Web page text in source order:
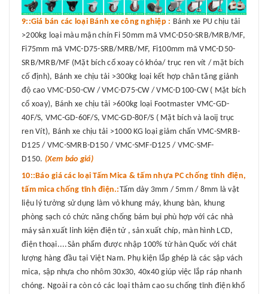
9::Giá bán các loại Bánh xe công nghiệp : Bánh xe PU chịu tải
>200kg loại màu mận chín Fi 50mm mã VMC-D50-SRB/MRB/MF,
Fi75mm mã VMC-D75-SRB/MRB/MF, Fi100mm mã VMC-D50-
SRB/MRB/MF (Mặt bích cổ xoay có khóa/ trục ren vít / mặt bích
cố định), Bánh xe chịu tải >300kg loại kết hợp chân tăng giảnh
độ cao VMC-D50-CW / VMC-D75-CW / VMC-D100-CW ( Mặt bích
cổ xoay), Bánh xe chịu tải >600kg loại Footmaster VMC-GD-
40F/S, VMC-GD-60F/S, VMC-GD-80F/S ( Mặt bích và laoij trục
ren Vít), Bánh xe chịu tải >1000 KG loại giảm chấn VMC-SMRB-
D125 / VMC-SMRB-D150 / VMC-SMF-D125 / VMC-SMF-
D150. (Xem báo giá)
10::Báo giá các loại Tấm Mica & tấm nhựa PC chống tĩnh điện,
tấm mica chống tĩnh điện.:Tấm dày 3mm / 5mm / 8mm là vật
liệu lý tưởng sử dụng làm vỏ khung máy, khung bàn, khung
phòng sạch có chức năng chống bám bụi phù hợp với các nhà
máy sản xuất linh kiện điện tử , sản xuất chíp, màn hình LCD,
điện thoại....Sản phẩm được nhập 100% từ hàn Quốc với chát
lượng hàng đầu tại Việt Nam. Phụ kiện lắp ghép là các sập vách
mica, sập nhựa cho nhôm 30x30, 40x40 giúp việc lắp ráp nhanh
chóng. Ngoài ra còn có các loại thảm cao su chống tĩnh điện khổ